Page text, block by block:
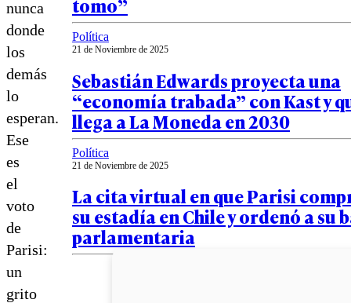
nunca
donde
los
demás
lo
esperan.
Ese
es
el
voto
de
Parisi:
un
grito
tomo”
Política
21 de Noviembre de 2025
Sebastián Edwards proyecta una
“economía trabada” con Kast y
llega a La Moneda en 2030
Política
21 de Noviembre de 2025
La cita virtual en que Parisi
su estadía en Chile y ordenó a su
parlamentaria